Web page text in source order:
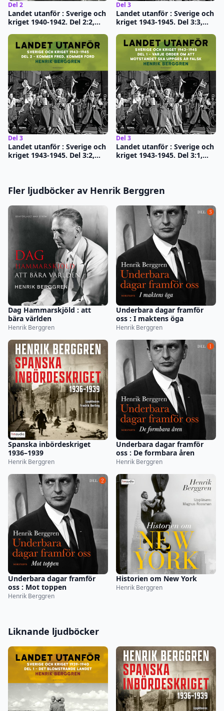
Del 2
Landet utanför : Sverige och
kriget 1940-1942. Del 2:2,
Del 3
Landet utanför : Sverige och
kriget 1943-1945. Del 3:3,
Del 3
Landet utanför : Sverige och
kriget 1943-1945. Del 3:2,
Del 3
Landet utanför : Sverige och
kriget 1943-1945. Del 3:1,
Fler ljudböcker av Henrik Berggren
Dag Hammarskjöld : att
bära världen
Henrik Berggren
Underbara dagar framför
oss : I maktens öga
Henrik Berggren
Spanska inbördeskriget
1936–1939
Henrik Berggren
Underbara dagar framför
oss : De formbara åren
Henrik Berggren
Underbara dagar framför
oss : Mot toppen
Henrik Berggren
Historien om New York
Henrik Berggren
Liknande ljudböcker